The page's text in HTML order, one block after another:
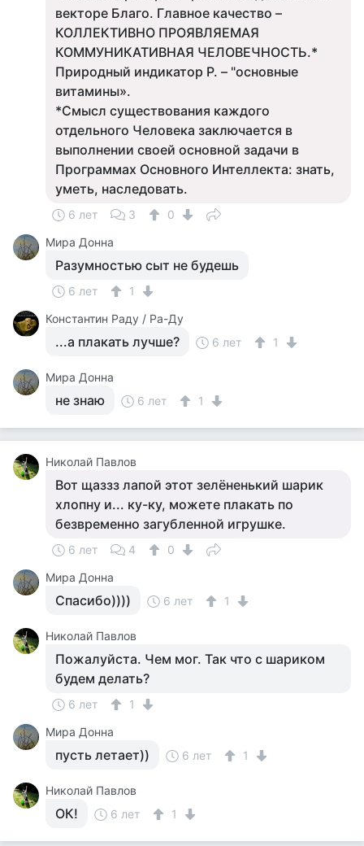
векторе Благо. Главное качество –
КОЛЛЕКТИВНО ПРОЯВЛЯЕМАЯ
КОММУНИКАТИВНАЯ ЧЕЛОВЕЧНОСТЬ.*
Природный индикатор Р. – "основные
витамины».
*Смысл существования каждого
отдельного Человека заключается в
выполнении своей основной задачи в
Программах Основного Интеллекта: знать,
уметь, наследовать.
6 лет 3
0
Мира Донна
Разумностью сыт не будешь
6 лет
1
Константин Раду / Ра-Ду
...а плакать лучше? 6 лет 1
Мира Донна
не знаю 6 лет 1
Николай Павлов
Вот щаззз лапой этот зелёненький шарик
хлопну и... ку-ку, можете плакать по
безвременно загубленной игрушке.
6 лет 4
0
Мира Донна
Спасибо)))) 6 лет 1
Николай Павлов
Пожалуйста. Чем мог. Так что с шариком
будем делать?
6 лет
1
Мира Донна
пусть летает)) 6 лет 1
Николай Павлов
ОК! 6 лет 1